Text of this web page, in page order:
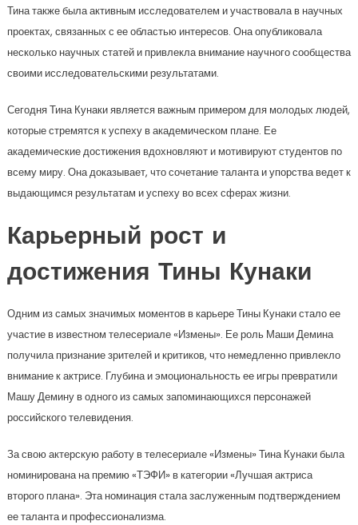
Тина также была активным исследователем и участвовала в научных
проектах, связанных с ее областью интересов. Она опубликовала
несколько научных статей и привлекла внимание научного сообщества
своими исследовательскими результатами.
Сегодня Тина Кунаки является важным примером для молодых людей,
которые стремятся к успеху в академическом плане. Ее
академические достижения вдохновляют и мотивируют студентов по
всему миру. Она доказывает, что сочетание таланта и упорства ведет к
выдающимся результатам и успеху во всех сферах жизни.
Карьерный рост и
достижения Тины Кунаки
Одним из самых значимых моментов в карьере Тины Кунаки стало ее
участие в известном телесериале «Измены». Ее роль Маши Демина
получила признание зрителей и критиков, что немедленно привлекло
внимание к актрисе. Глубина и эмоциональность ее игры превратили
Машу Демину в одного из самых запоминающихся персонажей
российского телевидения.
За свою актерскую работу в телесериале «Измены» Тина Кунаки была
номинирована на премию «ТЭФИ» в категории «Лучшая актриса
второго плана». Эта номинация стала заслуженным подтверждением
ее таланта и профессионализма.